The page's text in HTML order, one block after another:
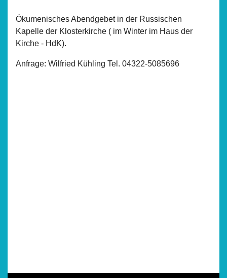
Ökumenisches Abendgebet in der Russischen
Kapelle der Klosterkirche ( im Winter im Haus der
Kirche - HdK).
Anfrage: Wilfried Kühling Tel. 04322-5085696